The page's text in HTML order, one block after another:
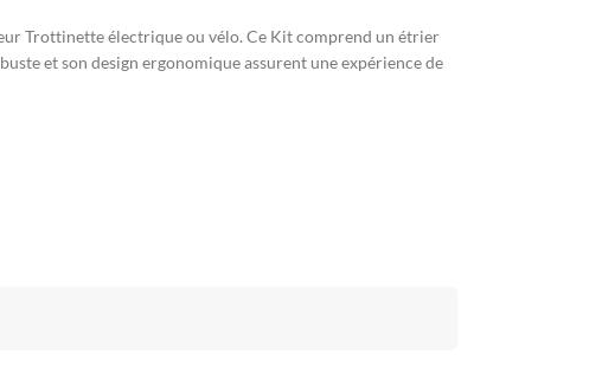
Trottinette électrique ou vélo. Ce Kit comprend un étrier
et son design ergonomique assurent une expérience de